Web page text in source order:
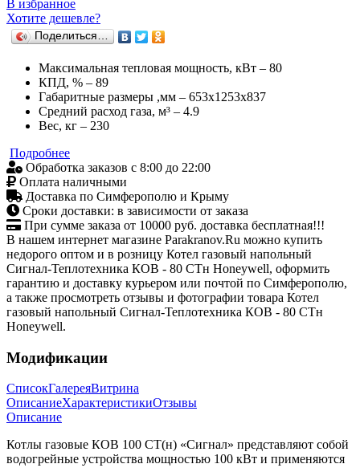
В избранное
Хотите дешевле?
Поделиться…
Максимальная тепловая мощность, кВт – 80
КПД, % – 89
Габаритные размеры ,мм – 653х1253х837
Средний расход газа, м³ – 4.9
Вес, кг – 230
Подробнее
Обработка заказов с 8:00 до 22:00
Оплата наличными
Доставка по Симферополю и Крыму
Сроки доставки: в зависимости от заказа
При сумме заказа от 10000 руб. доставка бесплатная!!!
В нашем интернет магазине Parakranov.Ru можно купить
недорого оптом и в розницу Котел газовый напольный
Сигнал-Теплотехника КОВ - 80 СТн Honeywell, оформить
гарантию и доставку курьером или почтой по Симферополю,
а также просмотреть отзывы и фотографии товара Котел
газовый напольный Сигнал-Теплотехника КОВ - 80 СТн
Honeywell.
Модификации
СписокГалереяВитрина
ОписаниеХарактеристикиОтзывы
Описание
Котлы газовые КОВ 100 СТ(н) «Сигнал» представляют собой
водогрейные устройства мощностью 100 кВт и применяются